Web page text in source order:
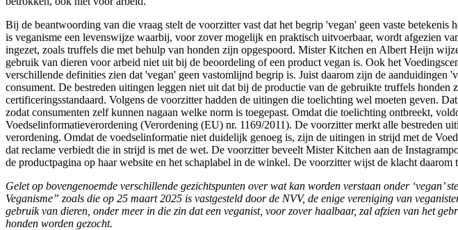
Bij de beantwoording van die vraag stelt de voorzitter vast dat het begrip 'vegan' geen vaste
is veganisme een levenswijze waarbij, voor zover mogelijk en praktisch uitvoerbaar, wordt afgezien
ingezet, zoals truffels die met behulp van honden zijn opgespoord. Mister Kitchen en Albert Heijn
gebruik van dieren voor arbeid niet uit bij de beoordeling of een product vegan is. Ook het
verschillende definities zien dat 'vegan' geen vastomlijnd begrip is. Juist daarom zijn de
consument. De bestreden uitingen leggen niet uit dat bij de productie van de gebruikte truffels
certificeringsstandaard. Volgens de voorzitter hadden de uitingen die toelichting wel moeten geven.
zodat consumenten zelf kunnen nagaan welke norm is toegepast. Omdat die toelichting ontbreekt,
Voedselinformatieverordening (Verordening (EU) nr. 1169/2011). De voorzitter merkt alle bestreden
verordening. Omdat de voedselinformatie niet duidelijk genoeg is, zijn de uitingen in strijd met de
dat reclame verbiedt die in strijd is met de wet. De voorzitter beveelt Mister Kitchen aan de
de productpagina op haar website en het schaplabel in de winkel. De voorzitter wijst de klacht daarom
Gelet op bovengenoemde verschillende gezichtspunten over wat kan worden verstaan onder
Veganisme” zoals die op 25 maart 2025 is vastgesteld door de NVV, de enige vereniging van
gebruik van dieren, onder meer in die zin dat een veganist, voor zover haalbaar, zal afzien van het
honden worden gezocht.